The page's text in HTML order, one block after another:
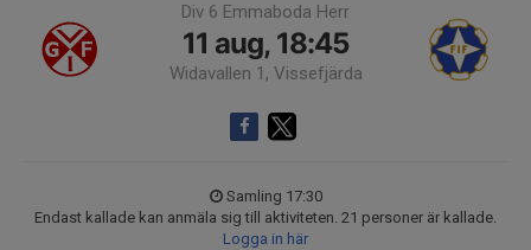
Div 6 Emmaboda Herr
11 aug, 18:45
Widavallen 1, Vissefjärda
Samling 17:30
Endast kallade kan anmäla sig till aktiviteten. 21 personer är kallade.
Logga in här